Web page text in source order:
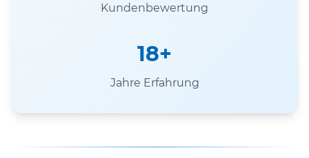
Kundenbewertung
18+
Jahre Erfahrung